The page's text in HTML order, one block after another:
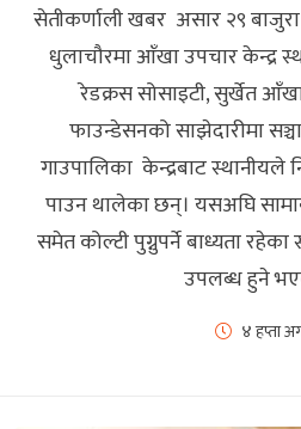
सेतीकर्णाली खबर असार २९
धुलाचौरमा आँखा उपचार केन्द्र
रेडक्रस सोसाइटी, सुर्खेत
फाउन्डेसनको साझेदारीमा
गाउपालिका केन्द्रबाट
पाउन थालेका छन्। यसअघि
समेत कोल्टी पुग्नुपर्ने बाध्यता
उपलब्ध हुने
४ हप्ता